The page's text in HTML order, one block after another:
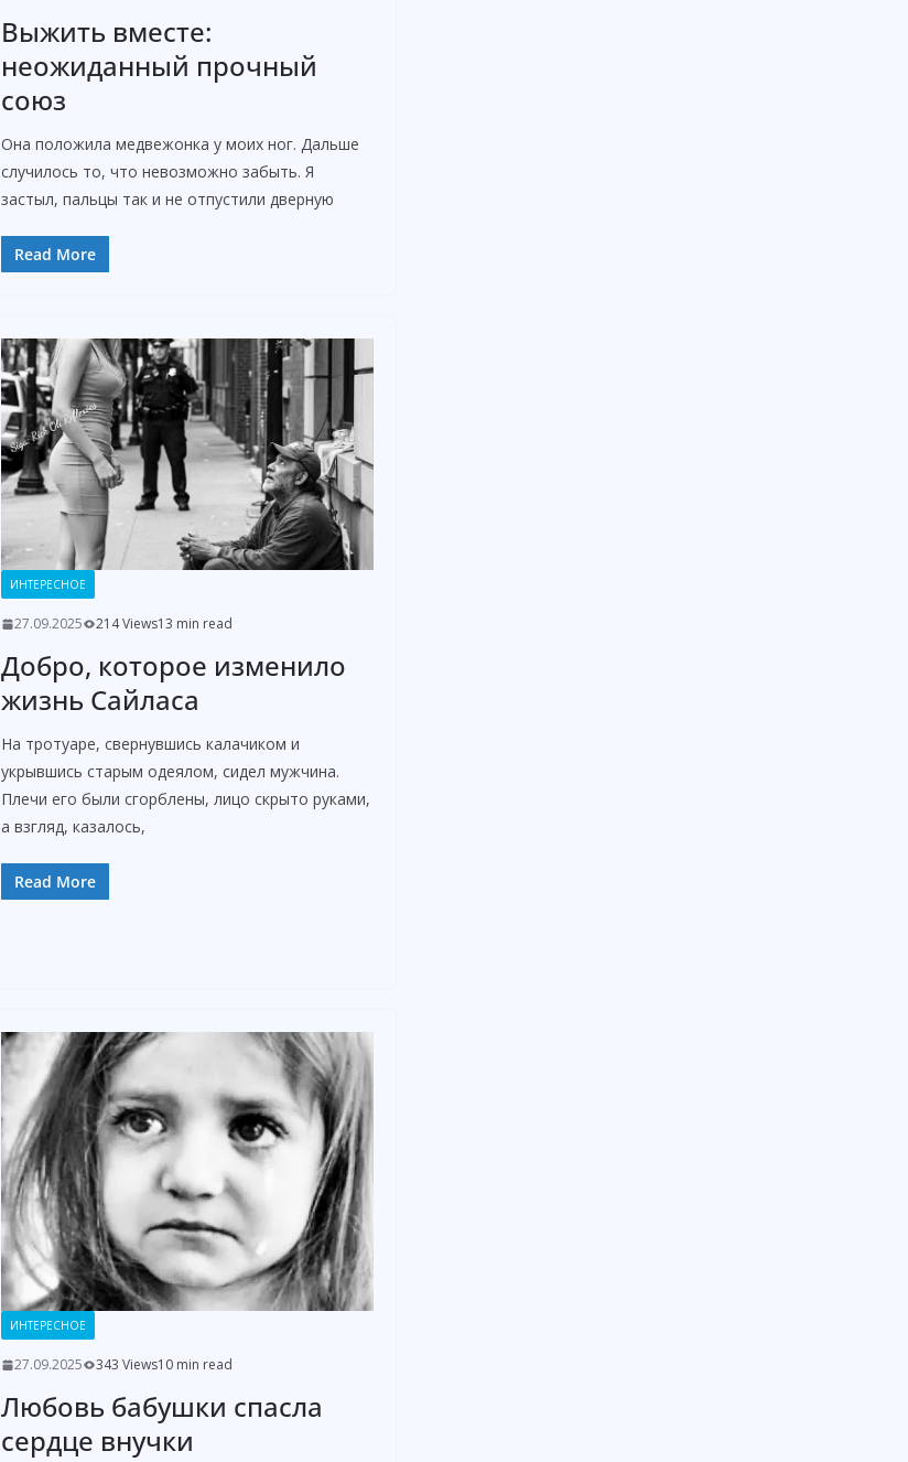
Выжить вместе:
неожиданный прочный
союз
Она положила медвежонка у моих ног. Дальше
случилось то, что невозможно забыть. Я
застыл, пальцы так и не отпустили дверную
Read More
ИНТЕРЕСНОЕ
27.09.2025 214 Views13 min read
Добро, которое изменило
жизнь Сайласа
На тротуаре, свернувшись калачиком и
укрывшись старым одеялом, сидел мужчина.
Плечи его были сгорблены, лицо скрыто руками,
а взгляд, казалось,
Read More
ИНТЕРЕСНОЕ
27.09.2025 343 Views10 min read
Любовь бабушки спасла
сердце внучки